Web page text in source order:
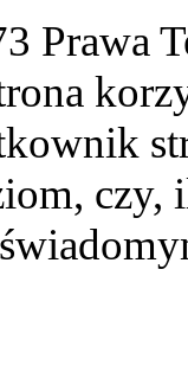
Prawa